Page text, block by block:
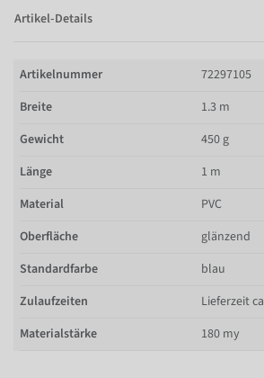
Artikel-Details
Artikelnummer
72297105
Breite
1.3 m
Gewicht
450 g
Länge
1 m
Material
PVC
Oberfläche
glänzend
Standardfarbe
blau
Zulaufzeiten
Lieferzeit
Materialstärke
180 my